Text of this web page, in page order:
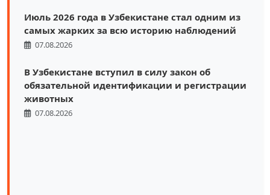
Июль 2026 года в Узбекистане стал одним из
самых жарких за всю историю наблюдений
07.08.2026
В Узбекистане вступил в силу закон об
обязательной идентификации и регистрации
животных
07.08.2026